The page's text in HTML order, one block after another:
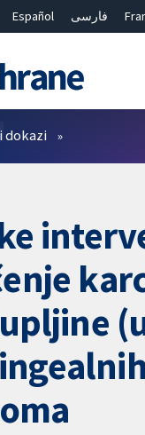
Español فارسی
dokazi